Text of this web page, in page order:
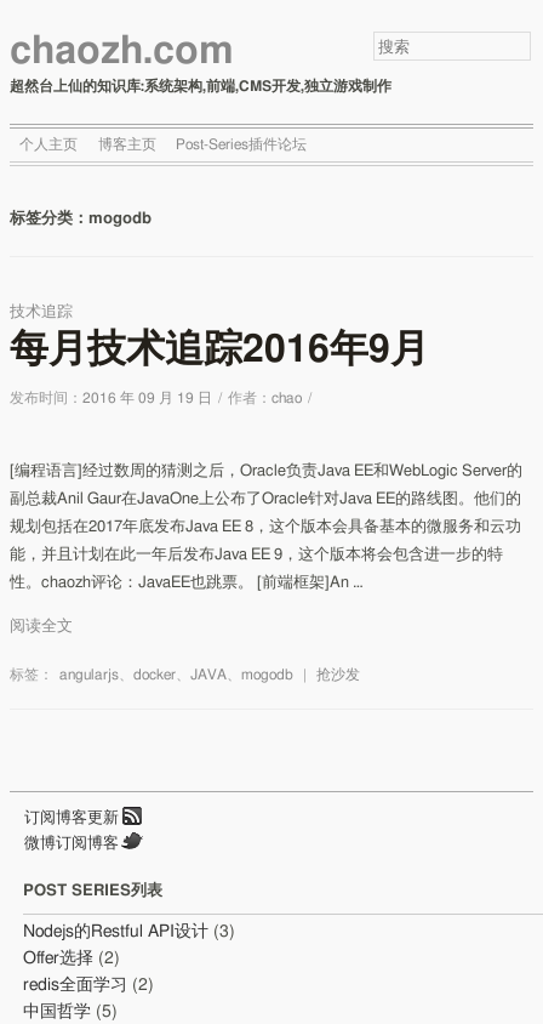
chaozh.com
超然台上仙的知识库:系统架构,前端,CMS开发,独立游戏制作
个人主页 博客主页 Post-Series插件论坛
标签分类：mogodb
技术追踪
每月技术追踪2016年9月
发布时间：2016 年 09 月 19 日 / 作者：chao /
[编程语言]经过数周的猜测之后，Oracle负责Java EE和WebLogic Server的
副总裁Anil Gaur在JavaOne上公布了Oracle针对Java EE的路线图。他们的
规划包括在2017年底发布Java EE 8，这个版本会具备基本的微服务和云功
能，并且计划在此一年后发布Java EE 9，这个版本将会包含进一步的特
性。chaozh评论：JavaEE也跳票。 [前端框架]An …
阅读全文
标签： angularjs 、docker 、JAVA 、mogodb 抢沙发
订阅博客更新
微博订阅博客
POST SERIES列表
Nodejs的Restful API设计 (3)
Offer选择 (2)
redis全面学习 (2)
中国哲学 (5)